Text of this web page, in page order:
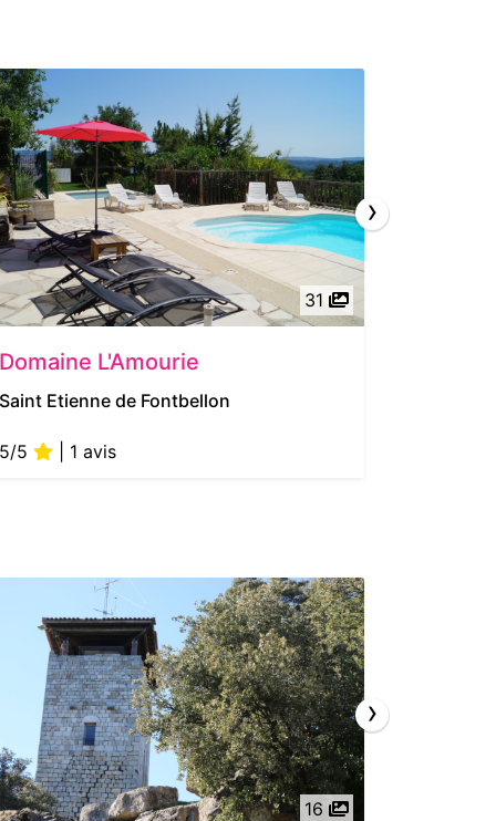
31
Domaine L'Amourie
Saint Etienne de Fontbellon
5/5 | 1 avis
›
16
›